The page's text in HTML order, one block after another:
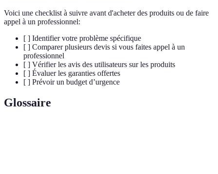
Voici une checklist à suivre avant d'acheter des produits ou de faire
appel à un professionnel:
[ ] Identifier votre problème spécifique
[ ] Comparer plusieurs devis si vous faites appel à un
professionnel
[ ] Vérifier les avis des utilisateurs sur les produits
[ ] Évaluer les garanties offertes
[ ] Prévoir un budget d’urgence
Glossaire